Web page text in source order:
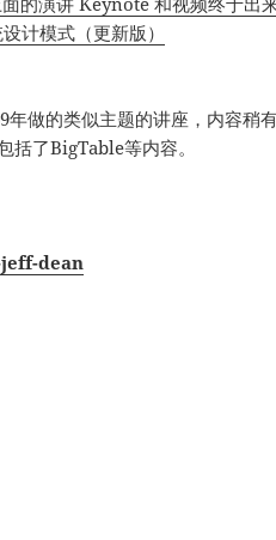
计模式（更新版）
年做的类似主题的讲座，内容稍
括了BigTable等内容。
dean